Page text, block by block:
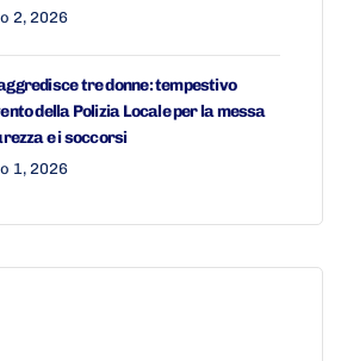
2, 2026
tre donne: tempestivo
della Polizia Locale per la messa
e i soccorsi
1, 2026